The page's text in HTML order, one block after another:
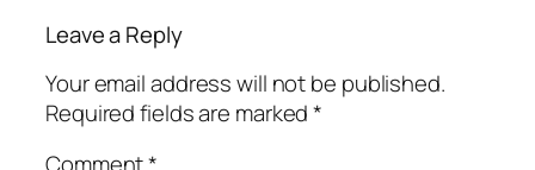
Leave a Reply
Your email address will not be published.
Required fields are marked*